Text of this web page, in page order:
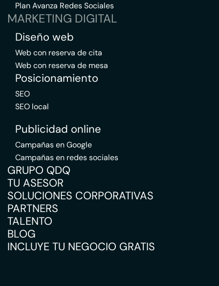
Plan Avanza Redes Sociales
MARKETING DIGITAL
Diseño web
Web con reserva de cita
Web con reserva de mesa
Posicionamiento
SEO
SEO local
Publicidad online
Campañas en Google
Campañas en redes sociales
GRUPO QDQ
TU ASESOR
SOLUCIONES CORPORATIVAS
PARTNERS
TALENTO
BLOG
INCLUYE TU NEGOCIO GRATIS